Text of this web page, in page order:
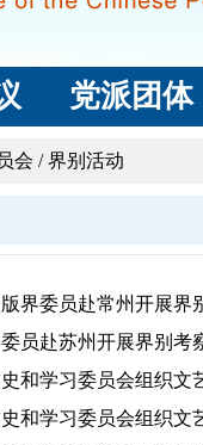
党派团体
会 /界别活动
界委员赴常州开展界
员赴苏州开展界别考
和学习委员会组织文
和学习委员会组织文